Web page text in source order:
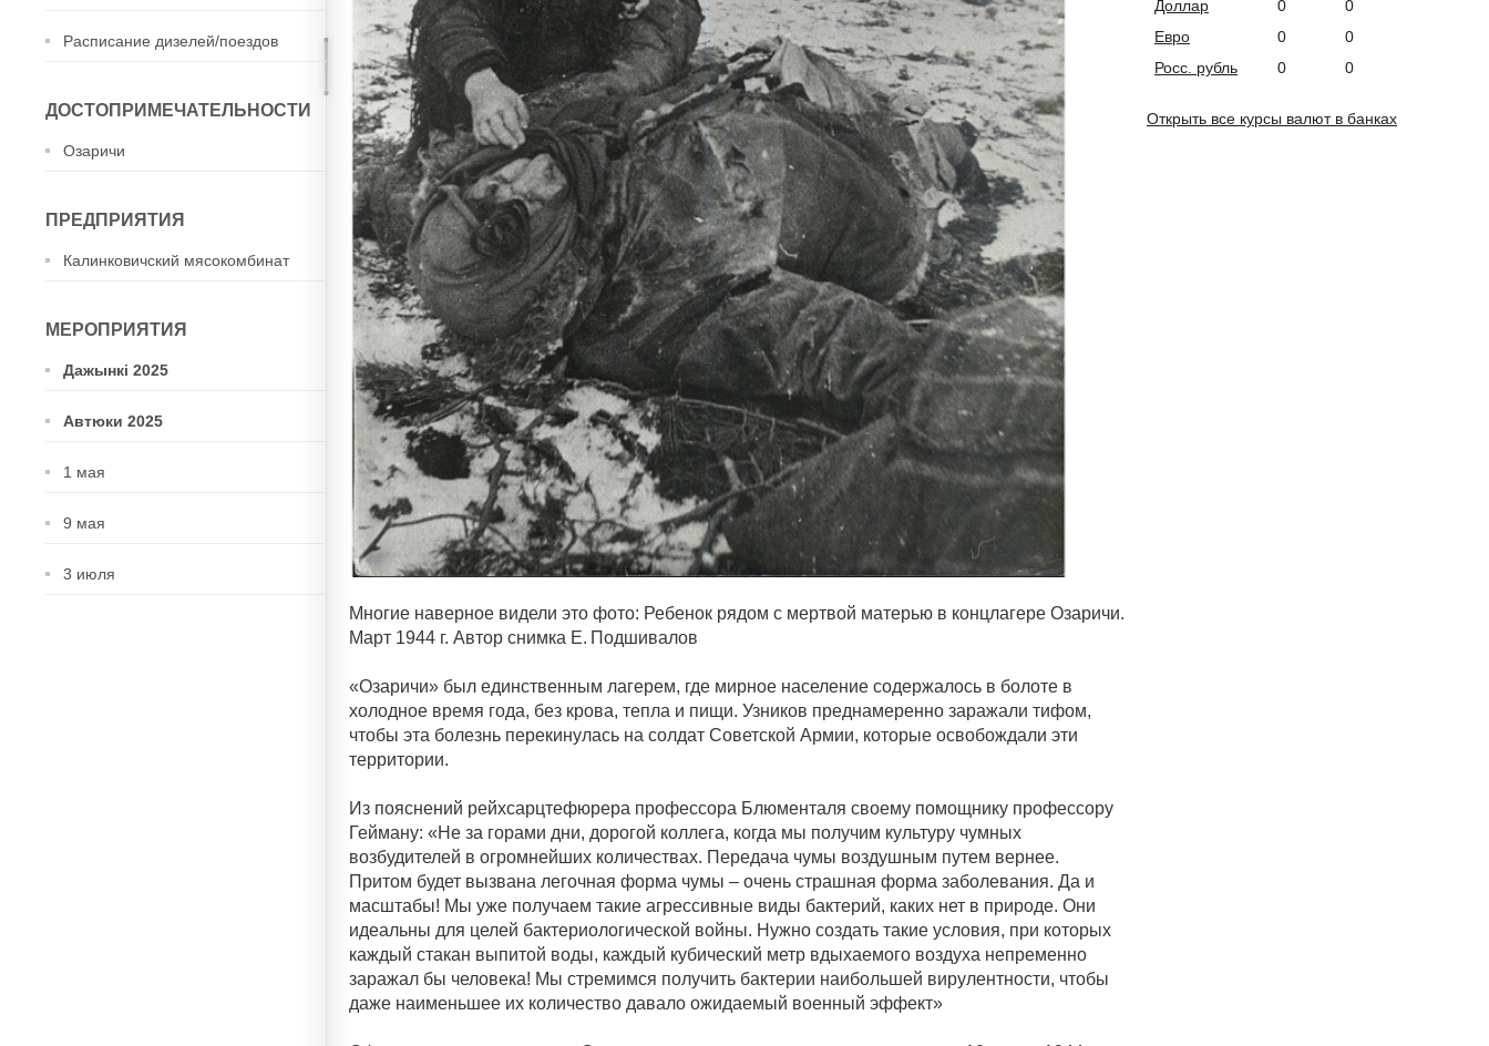
Расписание дизелей/поездов
ДОСТОПРИМЕЧАТЕЛЬНОСТИ
Озаричи
ПРЕДПРИЯТИЯ
Калинковичский мясокомбинат
МЕРОПРИЯТИЯ
Дажынкі 2025
Автюки 2025
1 мая
9 мая
3 июля
Многие наверное видели это фото: Ребенок рядом с мертвой матерью в концлагере Озаричи.
Март 1944 г. Автор снимка Е. Подшивалов
«Озаричи» был единственным лагерем, где мирное население содержалось в болоте в
холодное время года, без крова, тепла и пищи. Узников преднамеренно заражали тифом,
чтобы эта болезнь перекинулась на солдат Советской Армии, которые освобождали эти
территории.
Из пояснений рейхсарцтефюрера профессора Блюменталя своему помощнику профессору
Гейману: «Не за горами дни, дорогой коллега, когда мы получим культуру чумных
возбудителей в огромнейших количествах. Передача чумы воздушным путем вернее.
Притом будет вызвана легочная форма чумы – очень страшная форма заболевания. Да и
масштабы! Мы уже получаем такие агрессивные виды бактерий, каких нет в природе. Они
идеальны для целей бактериологической войны. Нужно создать такие условия, при которых
каждый стакан выпитой воды, каждый кубический метр вдыхаемого воздуха непременно
заражал бы человека! Мы стремимся получить бактерии наибольшей вирулентности, чтобы
даже наименьшее их количество давало ожидаемый военный эффект»
Доллар
0
0
Евро
0
0
Росс. рубль
0 0
Открыть все курсы валют в банках